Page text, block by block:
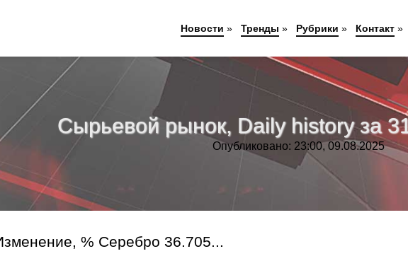
Сырьевой рынок, Daily history за
Опубликовано: 23:00, 09.08.2025
% Серебро 36.705...
Новости » Тренды » Рубрики » Контакт»